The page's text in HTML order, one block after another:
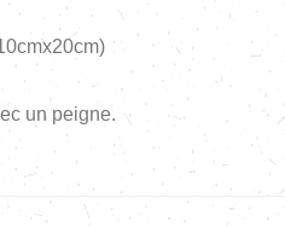
un peigne.